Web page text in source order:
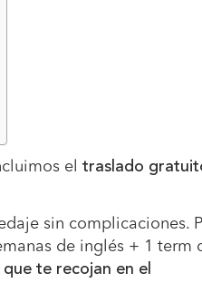
el traslado
sin complicaciones.
de inglés + 1 term
te recojan en el